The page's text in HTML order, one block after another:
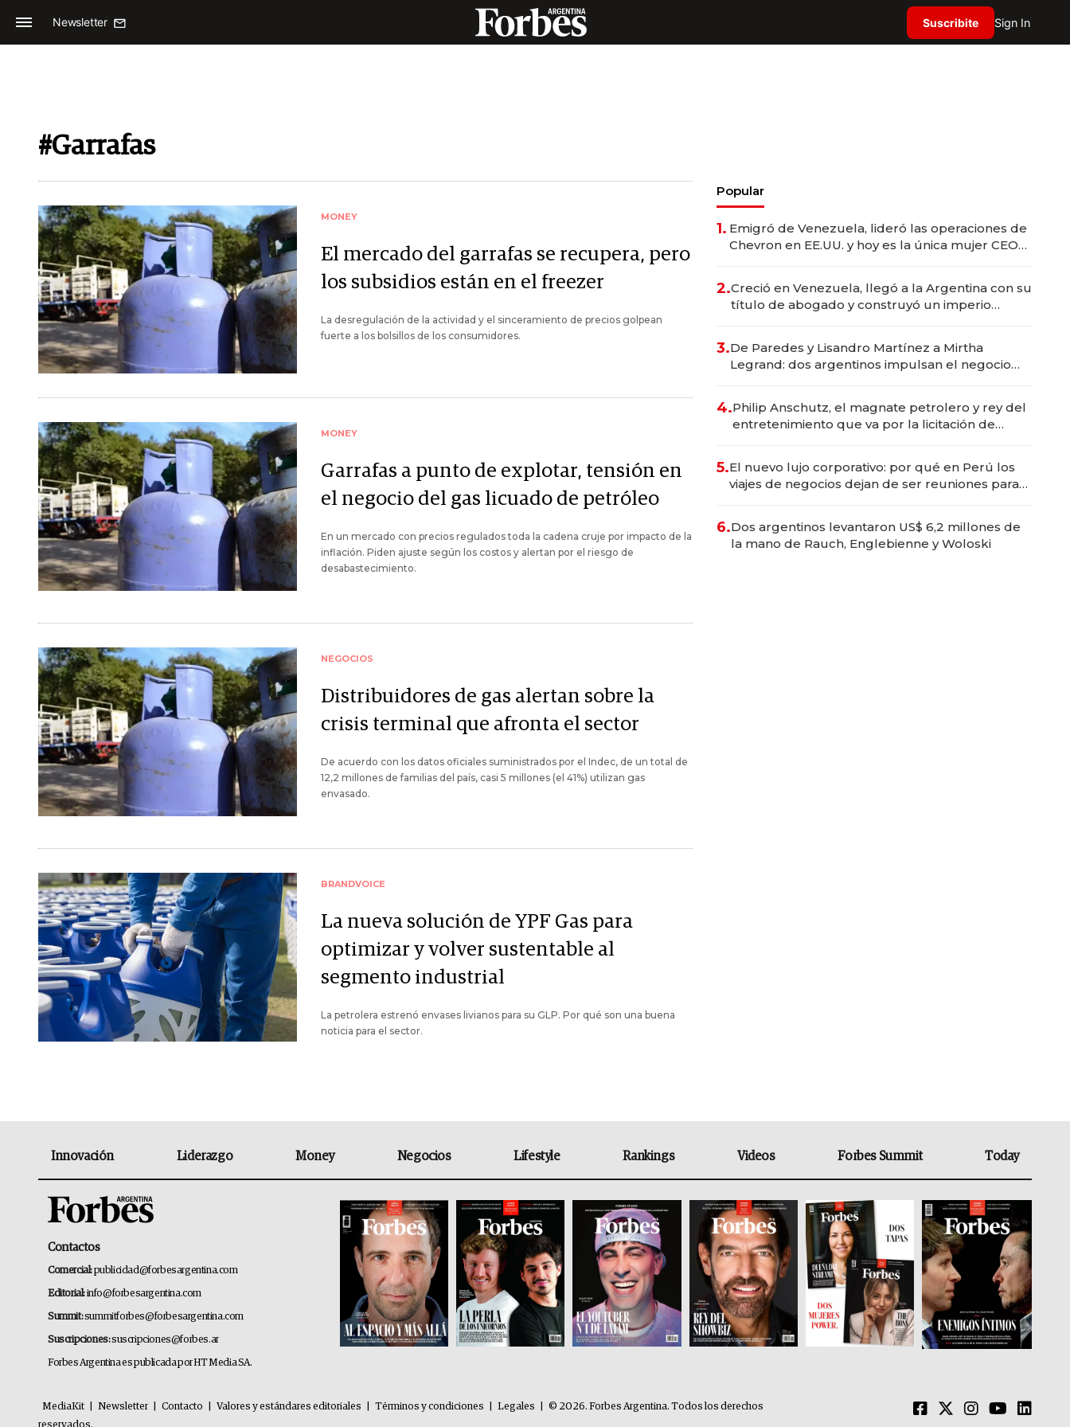
Newsletter Suscribite Sign In
#Garrafas
MONEY
El mercado del garrafas se recupera, pero
los subsidios están en el freezer
La desregulación de la actividad y el sinceramiento de precios golpean
fuerte a los bolsillos de los consumidores.
MONEY
Garrafas a punto de explotar, tensión en
el negocio del gas licuado de petróleo
En un mercado con precios regulados toda la cadena cruje por impacto de la
inflación. Piden ajuste según los costos y alertan por el riesgo de
desabastecimiento.
NEGOCIOS
Distribuidores de gas alertan sobre la
crisis terminal que afronta el sector
De acuerdo con los datos oficiales suministrados por el Indec, de un total de
12,2 millones de familias del país, casi 5 millones (el 41%) utilizan gas
envasado.
BRANDVOICE
La nueva solución de YPF Gas para
optimizar y volver sustentable al
segmento industrial
La petrolera estrenó envases livianos para su GLP. Por qué son una buena
noticia para el sector.
Popular
1. Emigró de Venezuela, lideró las operaciones de
Chevron en EE.UU. y hoy es la única mujer CEO
2.Creció en Venezuela, llegó a la Argentina con su
título de abogado y construyó un imperio
3.De Paredes y Lisandro Martínez a Mirtha
Legrand: dos argentinos impulsan el negocio
4.Philip Anschutz, el magnate petrolero y rey del
entretenimiento que va por la licitación de
5.El nuevo lujo corporativo: por qué en Perú los
viajes de negocios dejan de ser reuniones para
6.Dos argentinos levantaron US$ 6,2 millones de
la mano de Rauch, Englebienne y Woloski
Innovación Liderazgo Money Negocios Lifestyle Rankings Videos Forbes Summit Today
Contactos
Comercial:publicidad@forbesargentina.com
Editorial:info@forbesargentina.com
Summit:summitforbes@forbesargentina.com
Suscripciones:suscripciones@forbes.ar
Forbes Argentina es publicada por HT Media SA.
MediaKit Newsletter Contacto Valores y estándares editoriales Términos y condiciones Legales
© 2026. Forbes Argentina. Todos los derechos
reservados.